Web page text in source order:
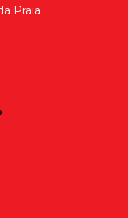
Praia